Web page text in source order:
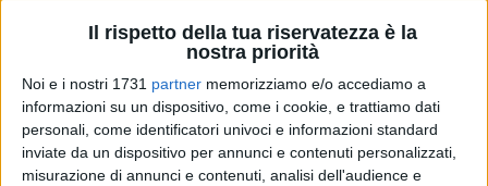
Il rispetto della tua riservatezza è la
nostra priorità
Noi e i nostri 1731 partner memorizziamo e/o accediamo a
informazioni su un dispositivo, come i cookie, e trattiamo dati
personali, come identificatori univoci e informazioni standard
inviate da un dispositivo per annunci e contenuti personalizzati,
misurazione di annunci e contenuti, analisi dell'audience e
29